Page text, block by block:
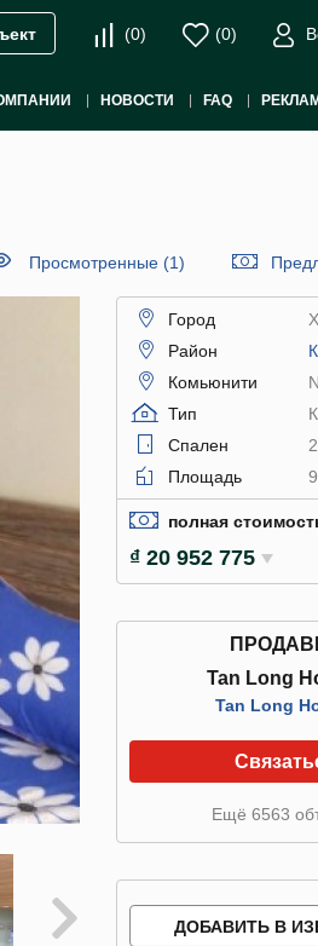
(0) (0)
НОВОСТИ FAQ
Просмотренные (1)
Город
Район
Комьюнити
Тип
Спален
2
Площадь
полная
₫ 20 952 775
Tan Long
Tan Long
Ещё 6563
ДОБАВИТЬ В